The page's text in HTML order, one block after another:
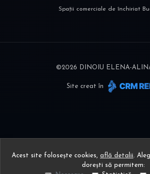
Spații comerciale de închiriat
©2026 DINOIU ELENA-
Site creat în
Acest site folosește cookies, află detalii.
dorești să permitem: